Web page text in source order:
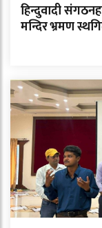
हिन्दुवादी
मन्दिर भ्रमण